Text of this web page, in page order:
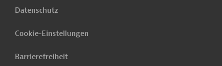
Datenschutz
Cookie-Einstellungen
Barrierefreiheit